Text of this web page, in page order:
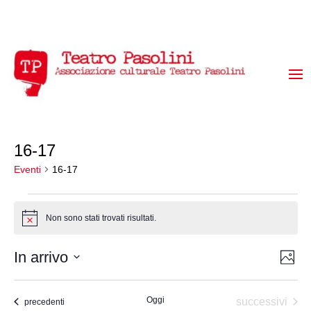
16-17
Eventi 16-17
Eventi
Notice Non sono stati trovati risultati.
Foto
In arrivo
List
Eventi
precedenti Oggi Eventi
successivi